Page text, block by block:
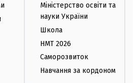
Міністерство освіти та
науки України
Школа
НМТ 2026
Саморозвиток
Навчання за кордоном